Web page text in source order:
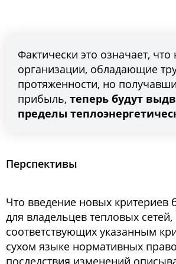
Фактически это означает,
организации, обладающие
протяженности, но
прибыль, теперь будут
пределы
Перспективы
Что введение новых критериев
для владельцев тепловых сетей,
соответствующих указанным
сухом языке нормативных
последствия изменений